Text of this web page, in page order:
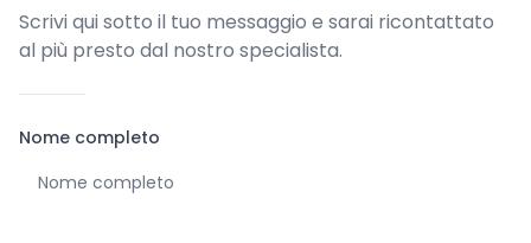
Scrivi qui sotto il tuo messaggio e sarai ricontattato
al più presto dal nostro specialista.
Nome completo